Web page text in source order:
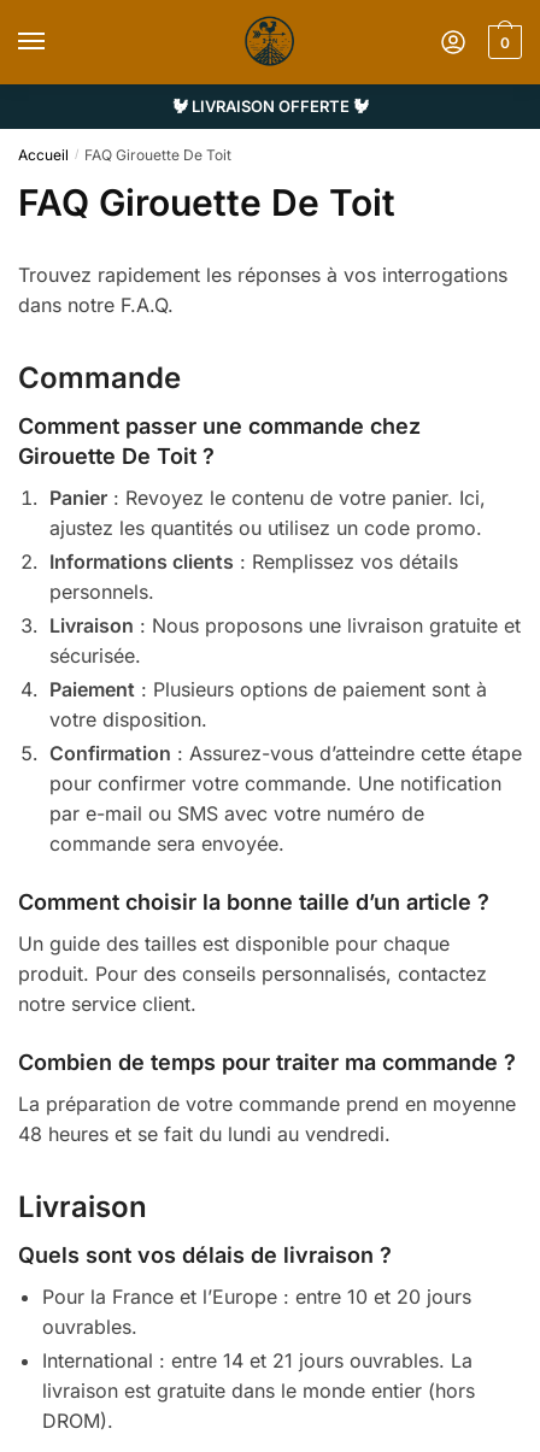
0
🐓 LIVRAISON OFFERTE 🐓
Accueil / FAQ Girouette De Toit
FAQ Girouette De Toit
Trouvez rapidement les réponses à vos interrogations
dans notre F.A.Q.
Commande
Comment passer une commande chez
Girouette De Toit ?
Panier : Revoyez le contenu de votre panier. Ici,
ajustez les quantités ou utilisez un code promo.
Informations clients : Remplissez vos détails
personnels.
Livraison : Nous proposons une livraison gratuite et
sécurisée.
Paiement : Plusieurs options de paiement sont à
votre disposition.
Confirmation : Assurez-vous d’atteindre cette étape
pour confirmer votre commande. Une notification
par e-mail ou SMS avec votre numéro de
commande sera envoyée.
Comment choisir la bonne taille d’un article ?
Un guide des tailles est disponible pour chaque
produit. Pour des conseils personnalisés, contactez
notre service client.
Combien de temps pour traiter ma commande ?
La préparation de votre commande prend en moyenne
48 heures et se fait du lundi au vendredi.
Livraison
Quels sont vos délais de livraison ?
Pour la France et l’Europe : entre 10 et 20 jours
ouvrables.
International : entre 14 et 21 jours ouvrables. La
livraison est gratuite dans le monde entier (hors
DROM).